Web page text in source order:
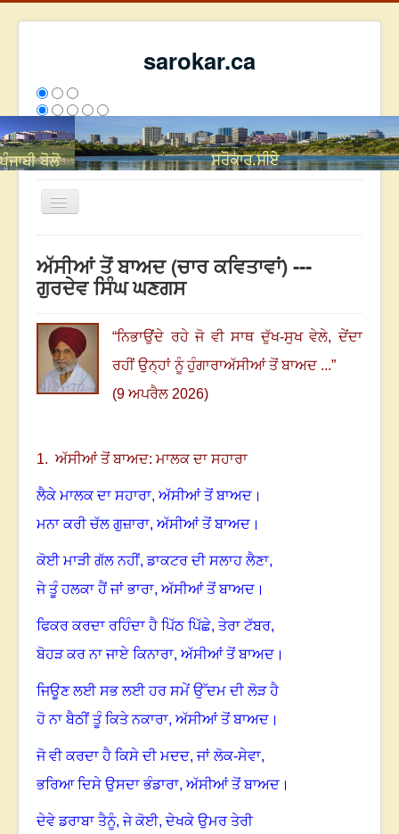
sarokar.ca
Toggle
ਰਚਨਾਵਾਂ
ਸੰਪਰਕ
We have 278 guests and no members online
2801141
ਇਸ ਹਫਤੇ28575
ਅੱਸੀਆਂ ਤੋਂ ਬਾਅਦ (ਚਾਰ ਕਵਿਤਾਵਾਂ) ---
ਗੁਰਦੇਵ ਸਿੰਘ ਘਣਗਸ
“ਨਿਭਾਉਂਦੇ ਰਹੇ ਜੋ ਵੀ ਸਾਥ ਦੁੱਖ-ਸੁਖ ਵੇਲੇ,ਦੇਂਦਾ
ਰਹੀਂ ਉਨ੍ਹਾਂ ਨੂੰ ਹੁੰਗਾਰਾਅੱਸੀਆਂ ਤੋਂ ਬਾਅਦ ...”
(9 ਅਪਰੈਲ 2026)
1. ਅੱਸੀਆਂ ਤੋਂ ਬਾਅਦ: ਮਾਲਕ ਦਾ ਸਹਾਰਾ
ਲੈਕੇ ਮਾਲਕ ਦਾ ਸਹਾਰਾ, ਅੱਸੀਆਂ ਤੋਂ ਬਾਅਦ ।
ਮਨਾ ਕਰੀ ਚੱਲ ਗੁਜ਼ਾਰਾ, ਅੱਸੀਆਂ ਤੋਂ ਬਾਅਦ ।
ਕੋਈ ਮਾੜੀ ਗੱਲ ਨਹੀਂ,ਡਾਕਟਰ ਦੀ ਸਲਾਹ ਲੈਣਾ,
ਜੇ ਤੂੰ ਹਲਕਾ ਹੈਂ ਜਾਂ ਭਾਰਾ, ਅੱਸੀਆਂ ਤੋਂ ਬਾਅਦ ।
ਫਿਕਰ ਕਰਦਾ ਰਹਿੰਦਾ ਹੈ ਪਿੱਠ ਪਿੱਛੇ, ਤੇਰਾ ਟੱਬਰ,
ਬੋਹੜ ਕਰ ਨਾ ਜਾਏ ਕਿਨਾਰਾ, ਅੱਸੀਆਂ ਤੋਂ ਬਾਅਦ ।
ਜਿਊਣ ਲਈ ਸਭ ਲਈ ਹਰ ਸਮੇਂ ਉੱਦਮ ਦੀ ਲੋੜ ਹੈ
ਹੋ ਨਾ ਬੈਠੀਂ ਤੂੰ ਕਿਤੇ ਨਕਾਰਾ, ਅੱਸੀਆਂ ਤੋਂ ਬਾਅਦ ।
ਜੋ ਵੀ ਕਰਦਾ ਹੈ ਕਿਸੇ ਦੀ ਮਦਦ,ਜਾਂ ਲੋਕ-ਸੇਵਾ,
ਭਰਿਆ ਦਿਸੇ ਉਸਦਾ ਭੰਡਾਰਾ, ਅੱਸੀਆਂ ਤੋਂ ਬਾਅਦ ।
ਦੇਵੇ ਡਰਾਬਾ ਤੈਨੂੰ,ਜੇ ਕੋਈ,ਦੇਖਕੇ ਉਮਰ ਤੇਰੀ